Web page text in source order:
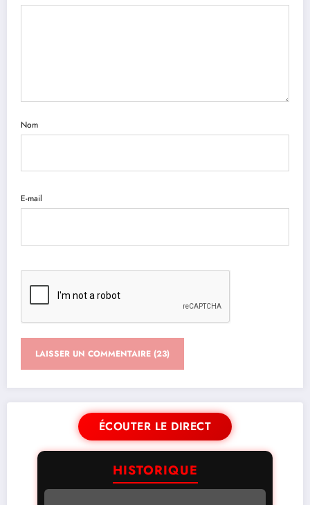
Nom
E-mail
ÉCOUTER LE DIRECT
HISTORIQUE